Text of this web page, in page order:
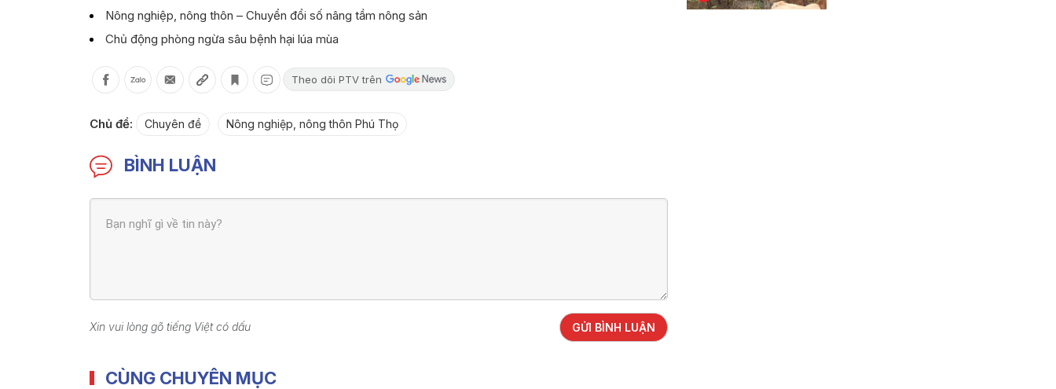
Nông nghiệp, nông thôn – Chuyển đổi số nâng tầm nông sản
Chủ động phòng ngừa sâu bệnh hại lúa mùa
Theo dõi PTV trên
Chủ đề: Chuyên đề Nông nghiệp, nông thôn Phú Thọ
BÌNH LUẬN
Xin vui lòng gõ tiếng Việt có dấu GỬI BÌNH LUẬN
CÙNG CHUYÊN MỤC